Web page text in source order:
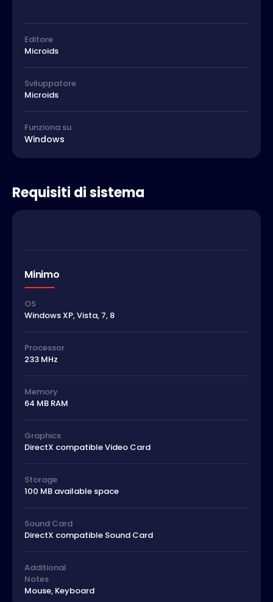
Editore
Microids
Sviluppatore
Microids
Funziona su
Windows
Requisiti di sistema
Minimo
OS
Windows XP, Vista, 7, 8
Processor
233 MHz
Memory
64 MB RAM
Graphics
DirectX compatible Video Card
Storage
100 MB available space
Sound Card
DirectX compatible Sound Card
Additional
Notes
Mouse, Keyboard